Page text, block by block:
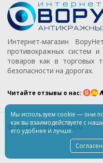
Интернет-магазин
противокражных систем
товаров как в торговых
безопасности на дорогах.
Читайте отзывы о нас:
© 2014-2026 Vorunet.ru
Мы используем cookie — они
как вы взаимодействуете с
его удобнееи лучше.
Согласен